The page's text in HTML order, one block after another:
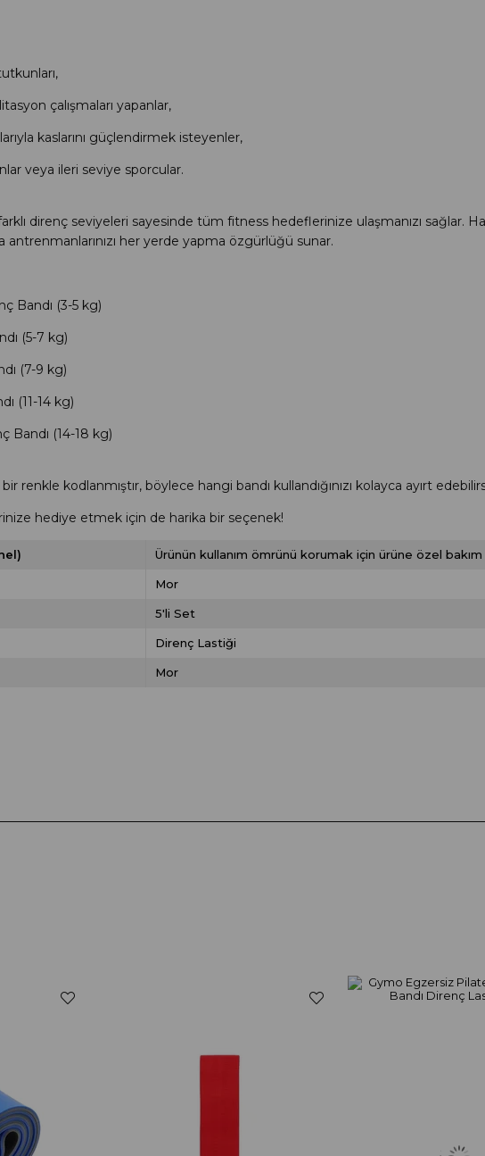
çalışmaları yapanlar,
kaslarını güçlendirmek isteyenler,
veya ileri seviye sporcular.
direnç seviyeleri sayesinde tüm fitness hedeflerinize ulaşmanızı sağlar.
antrenmanlarınızı her yerde yapma özgürlüğü sunar.
Bandı (3-5 kg)
(5-7 kg)
(7-9 kg)
(11-14 kg)
Bandı (14-18 kg)
renkle kodlanmıştır, böylece hangi bandı kullandığınızı kolayca ayırt
hediye etmek için de harika bir seçenek!
Ürünün kullanım ömrünü korumak için ürüne özel
Mor
5'li Set
Direnç Lastiği
Mor